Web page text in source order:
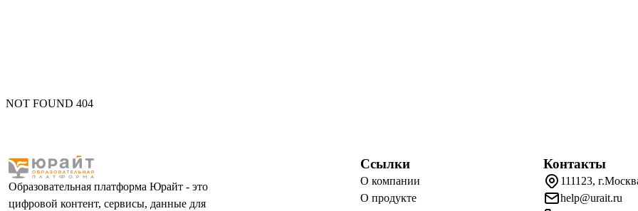
NOT FOUND 404
Образовательная платформа Юрайт - это
цифровой контент, сервисы, данные для
Ссылки
О компании
О продукте
Контакты
111123,
help@urait.ru